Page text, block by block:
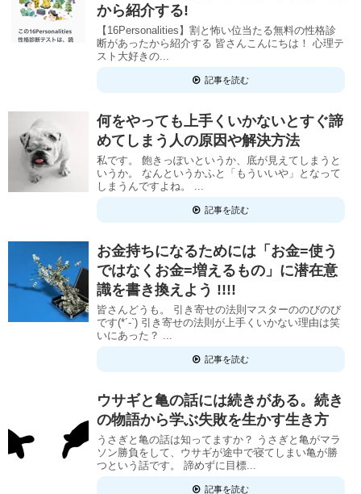
から紹介する!
【16Personalities】割と怖い位当たる無料の性格診
断があったから紹介する 皆さんこんにちは！ 心理テ
スト大好きの...
記事を読む
何をやっても上手くいかないとすぐ諦
めてしまう人の原因や解決方法
私です。 飽きっぽいというか、底が見えてしまうと
いうか。 なんというかふと「もういいや」となって
しまうんですよね。 ...
記事を読む
お金持ちになるためには「お金=使う
ではなくお金=増えるもの」に潜在意
識を書き換えよう !!!!
皆さんどうも。 引き寄せの法則マスターののびのび
です(*´-`) 引き寄せの法則が上手くいかない理由は笑
いにあった？ ...
記事を読む
ウサギと亀の話には続きがある。続き
の物語から学ぶ失敗を生かす生き方
うさぎと亀の話は知ってますか？ うさぎと亀がマラ
ソン勝負をして、ウサギが途中で寝てしまい亀が勝
つという話です。 諦めずに目標...
記事を読む